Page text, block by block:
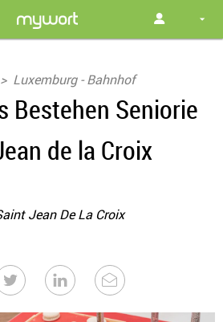
Luxemburg - Bahnhof
Bestehen Seniorie
de la Croix
Jean De La Croix